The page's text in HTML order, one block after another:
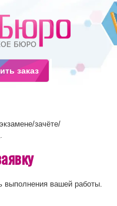
зачёте/
.
выполнения вашей работы.
заказ